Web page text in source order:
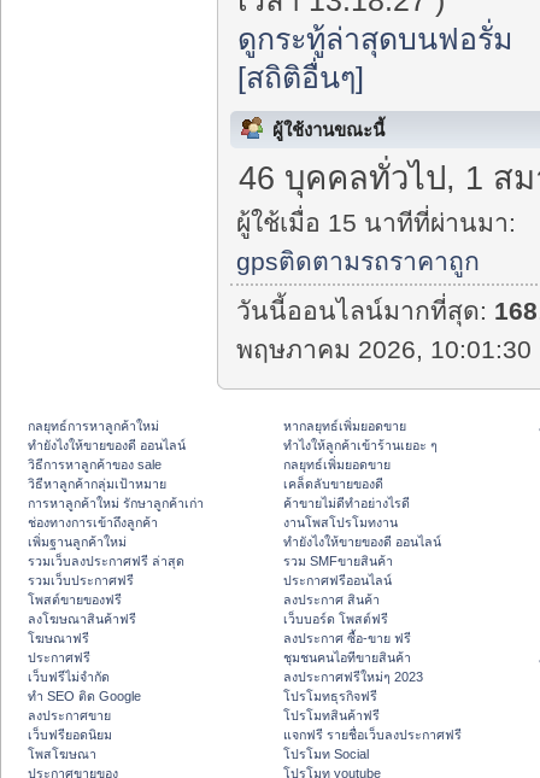
ดูกระทู้ล่าสุดบนฟอรั่ม
[สถิติอื่นๆ]
ผู้ใช้งานขณะนี้
46 บุคคลทั่วไป, 1 ส
ผู้ใช้เมื่อ 15 นาทีที่ผ่านมา:
gpsติดตามรถราคาถูก
วันนี้ออนไลน์มากที่สุด: 168
พฤษภาคม 2026, 10:01:30
กลยุทธ์การหาลูกค้าใหม่
ทํายังไงให้ขายของดี ออนไลน์
วิธีการหาลูกค้าของ sale
วิธีหาลูกค้ากลุ่มเป้าหมาย
การหาลูกค้าใหม่ รักษาลูกค้าเก่า
ช่องทางการเข้าถึงลูกค้า
เพิ่มฐานลูกค้าใหม่
รวมเว็บลงประกาศฟรี ล่าสุด
รวมเว็บประกาศฟรี
โพสต์ขายของฟรี
ลงโฆษณาสินค้าฟรี
โฆษณาฟรี
ประกาศฟรี
เว็บฟรีไม่จำกัด
ทำ SEO ติด Google
ลงประกาศขาย
เว็บฟรียอดนิยม
โพสโฆษณา
ประกาศขายของ
หากลยุทธ์เพิ่มยอดขาย
ทําไงให้ลูกค้าเข้าร้านเยอะ ๆ
กลยุทธ์เพิ่มยอดขาย
เคล็ดลับขายของดี
ค้าขายไม่ดีทำอย่างไรดี
งานโพสโปรโมทงาน
ทํายังไงให้ขายของดี ออนไลน์
รวม SMFขายสินค้า
ประกาศฟรีออนไลน์
ลงประกาศ สินค้า
เว็บบอร์ด โพสต์ฟรี
ลงประกาศ ซื้อ-ขาย ฟรี
ชุมชนคนไอทีขายสินค้า
ลงประกาศฟรีใหม่ๆ 2023
โปรโมทธุรกิจฟรี
โปรโมทสินค้าฟรี
แจกฟรี รายชื่อเว็บลงประกาศฟรี
โปรโมท Social
โปรโมท youtube